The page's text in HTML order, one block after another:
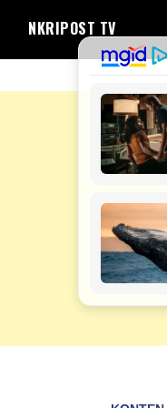
NKRIPOST TV